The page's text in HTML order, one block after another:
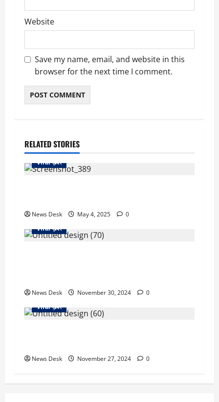
Website
Save my name, email, and website in this
browser for the next time I comment.
RELATED STORIES
Viral ख़बर
News Desk May 4, 2025
0
Viral ख़बर
News Desk November 30, 2024
0
Viral ख़बर
News Desk November 27, 2024 0